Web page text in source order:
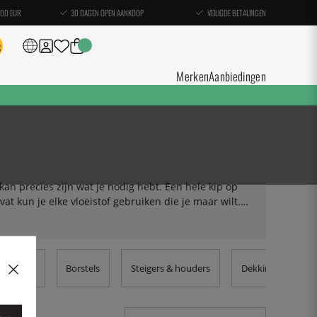
EUR 30 DAGEN OPEN AANKOOP VEILIGDE BETALINGEN
MerkenAanbiedingen
precies zijn wat je nodig hebt. Een hele kip op
kun je elke vloeistof gebruiken die je maar wilt.
Borstels Steigers & houders Dekking